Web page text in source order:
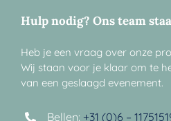
Hulp nodig? Ons team
Heb je een vraag over onze
Wij staan voor je klaar om te
van een geslaagd evenement.
Bellen: +31 (0)6 –